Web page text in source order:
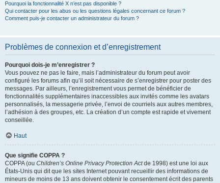
Pourquoi la fonctionnalité X n’est pas disponible ?
Qui contacter pour les abus ou les questions légales concernant ce forum ?
Comment puis-je contacter un administrateur du forum ?
Problèmes de connexion et d’enregistrement
Pourquoi dois-je m’enregistrer ?
Vous pouvez ne pas le faire, mais l’administrateur du forum peut avoir
configuré les forums afin qu’il soit nécessaire de s’enregistrer pour poster des
messages. Par ailleurs, l’enregistrement vous permet de bénéficier de
fonctionnalités supplémentaires inaccessibles aux invités comme les avatars
personnalisés, la messagerie privée, l’envoi de courriels aux autres membres,
l’adhésion à des groupes, etc. La création d’un compte est rapide et vivement
conseillée.
Haut
Que signifie COPPA ?
COPPA (ou Children’s Online Privacy Protection Actde 1998) est une loi aux
États-Unis qui dit que les sites Internet pouvant recueillir des informations de
mineurs de moins de 13 ans doivent obtenir le consentement écrit des parents